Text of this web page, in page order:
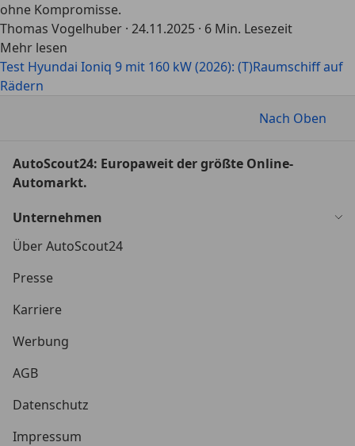
ohne Kompromisse.
Thomas Vogelhuber · 24.11.2025 · 6 Min. Lesezeit
Mehr lesen
Test Hyundai Ioniq 9 mit 160 kW (2026): (T)Raumschiff auf
Rädern
Nach Oben
AutoScout24: Europaweit der größte Online-
Automarkt.
Unternehmen
Über AutoScout24
Presse
Karriere
Werbung
AGB
Datenschutz
Impressum